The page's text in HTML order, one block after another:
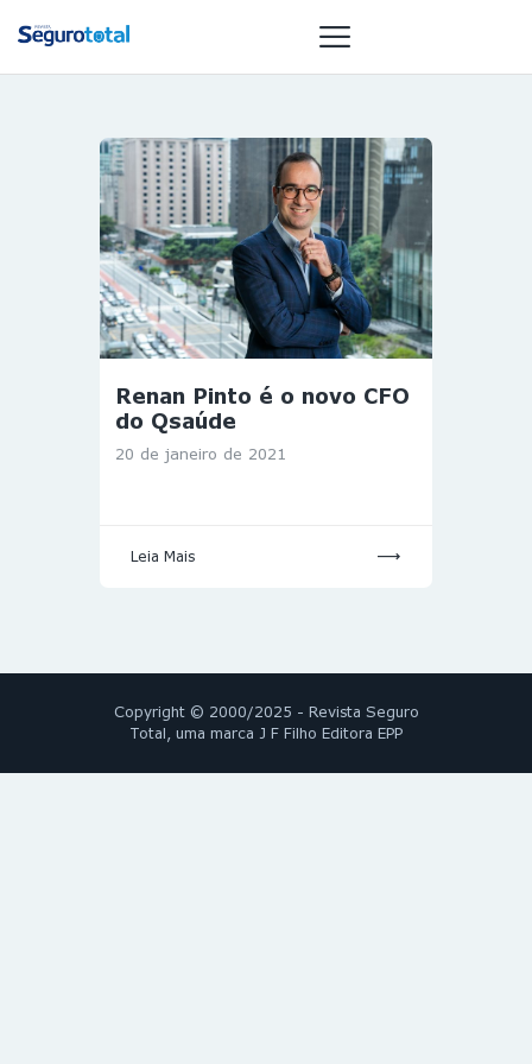
NOTÍCIAS
REVISTA
ESPECIAIS
GAIVOTA DE
OURO
ST SUMMIT
GESTORAS
HOMEST
Renan Pinto é o novo CFO
do Qsaúde
20 de janeiro de 2021
Leia Mais
Copyright © 2000/2025 - Revista Seguro
Total, uma marca J F Filho Editora EPP